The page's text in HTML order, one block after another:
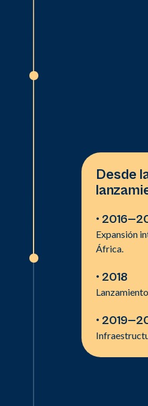
Desde
• 2016—
Expansión
África.
• 2018
• 2019—